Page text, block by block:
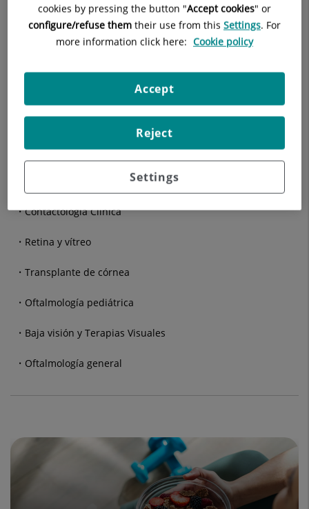
Cirugía de cataratas
Cirugía refractiva
Glaucoma
Oculoplastia y cirugía estética
Contactología Clínica
Retina y vítreo
Transplante de córnea
Oftalmología pediátrica
Baja visión y Terapias Visuales
Oftalmología general
cookies by pressing the button "Accept cookies" or
configure/refuse them their use from this Settings. For
more information click here: Cookie policy
Settings
Reject
Accept